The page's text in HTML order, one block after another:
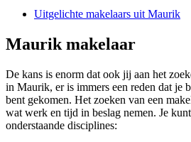
Uitgelichte makelaars uit Maurik
Maurik makelaar
De kans is enorm dat ook jij aan het
in Maurik, er is immers een reden dat je
bent gekomen. Het zoeken van een
wat werk en tijd in beslag nemen. Je
onderstaande disciplines: